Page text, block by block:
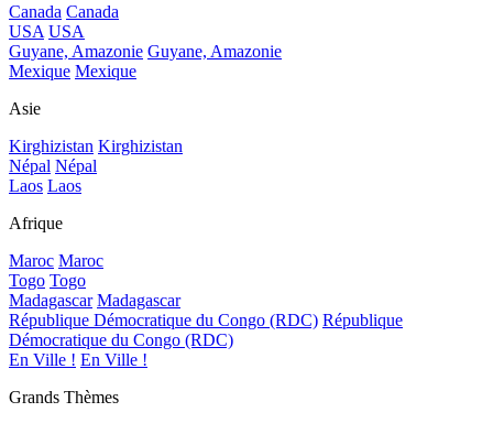
Canada Canada
USA USA
Guyane, Amazonie Guyane, Amazonie
Mexique Mexique
Asie
Kirghizistan Kirghizistan
Népal Népal
Laos Laos
Afrique
Maroc Maroc
Togo Togo
Madagascar Madagascar
République Démocratique du Congo (RDC) République
Démocratique du Congo (RDC)
En Ville ! En Ville !
Grands Thèmes